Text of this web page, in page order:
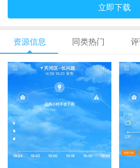
立即下载
资源信息 同类热门